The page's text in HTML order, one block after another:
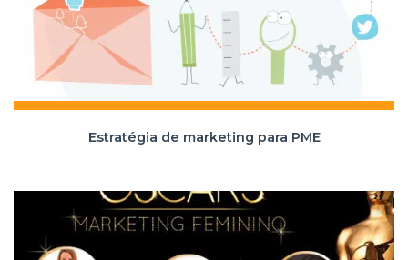
Estratégia de marketing para PME